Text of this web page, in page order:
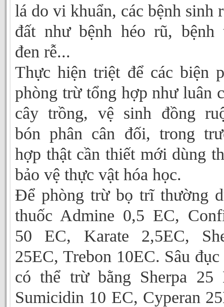
lá do vi khuẩn, các bệnh sinh
đất như bệnh héo rũ, bệnh
đen rễ...
Thực hiện triệt để các biện
phòng trừ tổng hợp như luân
cây trồng, vệ sinh đồng
bón phân cân đối, trong
hợp thật cần thiết mới dùng
bảo vệ thực vật hóa học.
Để phòng trừ bọ trĩ thường
thuốc Admine 0,5 EC,
50 EC, Karate 2,5EC,
25EC, Trebon 10EC. Sâu đục
có thể trừ bằng Sherpa 25
Sumicidin 10 EC, Cyperan